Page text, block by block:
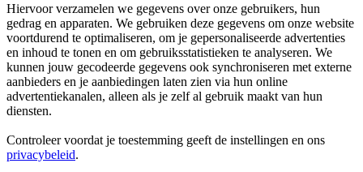
Hiervoor verzamelen we gegevens over onze gebruikers, hun
gedrag en apparaten. We gebruiken deze gegevens om onze website
voortdurend te optimaliseren, om je gepersonaliseerde advertenties
en inhoud te tonen en om gebruiksstatistieken te analyseren. We
kunnen jouw gecodeerde gegevens ook synchroniseren met externe
aanbieders en je aanbiedingen laten zien via hun online
advertentiekanalen, alleen als je zelf al gebruik maakt van hun
diensten.
Controleer voordat je toestemming geeft de instellingen en ons
privacybeleid.